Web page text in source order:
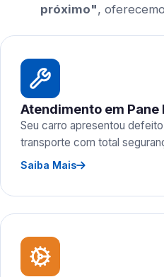
próximo",
Atendimento em Pane
Seu carro apresentou
transporte com total
Saiba Mais